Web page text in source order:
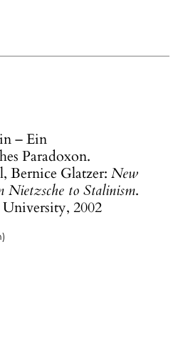
– Ein
Paradoxon.
Bernice Glatzer: New
to Stalinism.
University, 2002